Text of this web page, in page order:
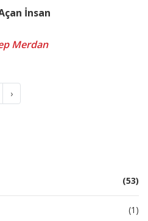
(53)
(1)
İnsan
Merdan
›